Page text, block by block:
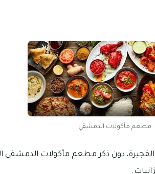
مطعم مأكولات الدمشقي
دون ذكر مطعم مأكولات الدمشقي